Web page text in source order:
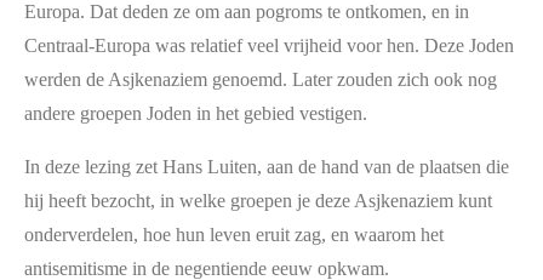
Europa. Dat deden ze om aan pogroms te ontkomen, en in
Centraal-Europa was relatief veel vrijheid voor hen. Deze Joden
werden de Asjkenaziem genoemd. Later zouden zich ook nog
andere groepen Joden in het gebied vestigen.
In deze lezing zet Hans Luiten, aan de hand van de plaatsen die
hij heeft bezocht, in welke groepen je deze Asjkenaziem kunt
onderverdelen, hoe hun leven eruit zag, en waarom het
antisemitisme in de negentiende eeuw opkwam.